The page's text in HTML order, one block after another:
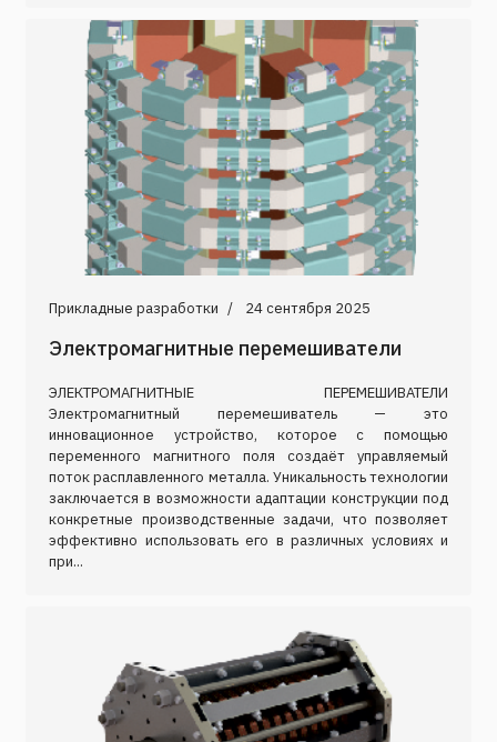
Прикладные разработки 24 сентября 2025
Электромагнитные перемешиватели
ЭЛЕКТРОМАГНИТНЫЕ ПЕРЕМЕШИВАТЕЛИ
Электромагнитный перемешиватель — это
инновационное устройство, которое с помощью
переменного магнитного поля создаёт управляемый
поток расплавленного металла. Уникальность технологии
заключается в возможности адаптации конструкции под
конкретные производственные задачи, что позволяет
эффективно использовать его в различных условиях и
при...